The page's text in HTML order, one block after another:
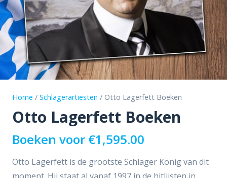
Home / Schlagerartiesten / Otto Lagerfett Boeken
Otto Lagerfett Boeken
Boeken voor €1,595.00
Otto Lagerfett is de grootste Schlager König van dit